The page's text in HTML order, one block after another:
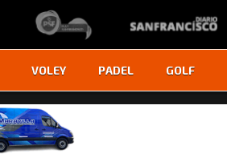
VOLEY PADEL GOLF